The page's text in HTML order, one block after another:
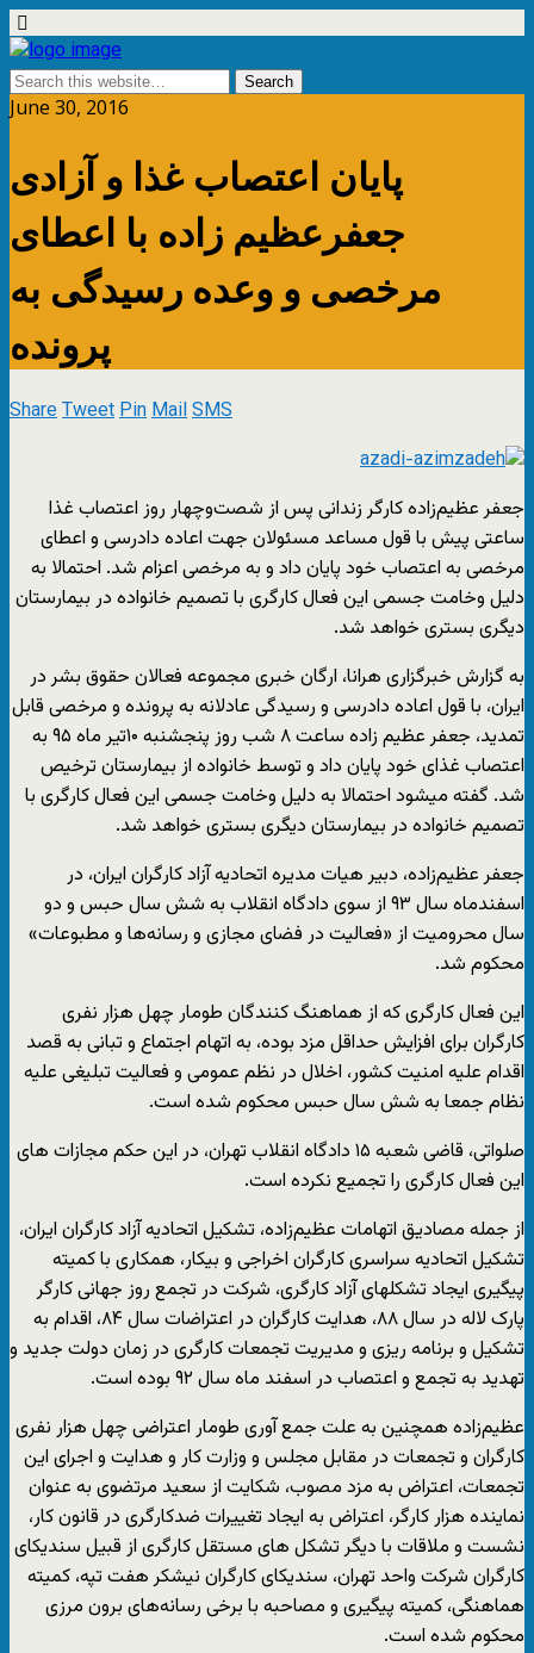
June 30, 2016
پایان اعتصاب غذا و آزادی
جعفرعظیم زاده با اعطای
مرخصی و وعده رسیدگی به
پرونده
ShareTweetPinMailSMS
جعفر عظیم‌زاده کارگر زندانی پس از شصت‌وچهار روز اعتصاب غذا
ساعتی پیش با قول مساعد مسئولان جهت اعاده دادرسی و اعطای
مرخصی به اعتصاب خود پایان داد و به مرخصی اعزام شد. احتمالا به
دلیل وخامت جسمی این فعال کارگری با تصمیم خانواده در بیمارستان
دیگری بستری خواهد شد.
به گزارش خبرگزاری هرانا، ارگان خبری مجموعه فعالان حقوق بشر در
ایران، با قول اعاده دادرسی و رسیدگی عادلانه به پرونده و مرخصی قابل
تمدید، جعفر عظیم زاده ساعت ۸ شب روز پنجشنبه ۱۰تیر ماه ۹۵ به
اعتصاب غذای خود پایان داد و توسط خانواده از بیمارستان ترخیص
شد. گفته میشود احتمالا به دلیل وخامت جسمی این فعال کارگری با
تصمیم خانواده در بیمارستان دیگری بستری خواهد شد.
جعفر عظیم‌زاده، دبیر هیات مدیره اتحادیه آزاد کارگران ایران، در
اسفندماه سال ۹۳ از سوی دادگاه انقلاب به شش سال حبس و دو
سال محرومیت از «فعالیت در فضای مجازی و رسانه‌ها و مطبوعات»
محکوم شد.
این فعال کارگری که از هماهنگ کنندگان طومار چهل هزار نفری
کارگران برای افزایش حداقل مزد بوده، به اتهام اجتماع و تبانی به قصد
اقدام علیه امنیت کشور، اخلال در نظم عمومی و فعالیت تبلیغی علیه
نظام جمعا به شش سال حبس محکوم شده است.
صلواتی، قاضی شعبه ۱۵ دادگاه انقلاب تهران، در این حکم مجازات های
این فعال کارگری را تجمیع نکرده است.
از جمله مصادیق اتهامات عظیم‌زاده، تشکیل اتحادیه آزاد کارگران ایران،
تشکیل اتحادیه سراسری کارگران اخراجی و بیکار، همکاری با کمیته
پیگیری ایجاد تشکلهای آزاد کارگری، شرکت در تجمع روز جهانی کارگر
پارک لاله در سال ٨٨، هدایت کارگران در اعتراضات سال ٨۴، اقدام به
تشکیل و برنامه ریزی و مدیریت تجمعات کارگری در زمان دولت جدید و
تهدید به تجمع و اعتصاب در اسفند ماه سال ۹۲ بوده است.
عظیم‌زاده همچنین به علت جمع آوری طومار اعتراضی چهل هزار نفری
کارگران و تجمعات در مقابل مجلس و وزارت کار و هدایت و اجرای این
تجمعات، اعتراض به مزد مصوب، شکایت از سعید مرتضوی به عنوان
نماینده هزار کارگر، اعتراض به ایجاد تغییرات ضدکارگری در قانون کار،
نشست و ملاقات با دیگر تشکل های مستقل کارگری از قبیل سندیکای
کارگران شرکت واحد تهران، سندیکای کارگران نیشکر هفت تپه، کمیته
هماهنگی، کمیته پیگیری و مصاحبه با برخی رسانه‌های برون مرزی
محکوم شده است.